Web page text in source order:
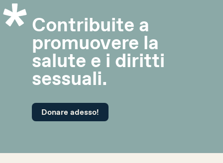
Contribuite a
promuovere la
salute e i diritti
sessuali.
Donare adesso!